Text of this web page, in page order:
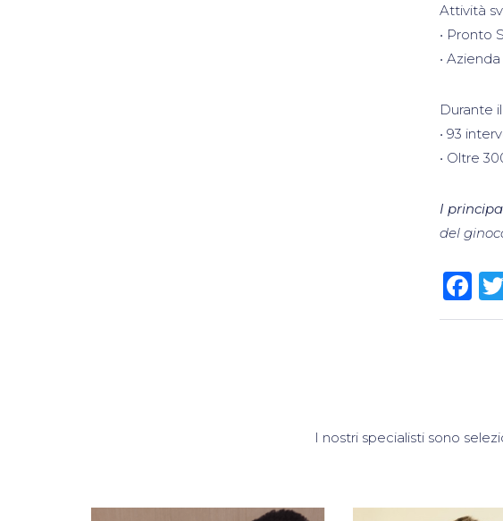
Attività
• Pronto
•
Durante
• 93
• Oltre
I
del
I nostri specialisti sono